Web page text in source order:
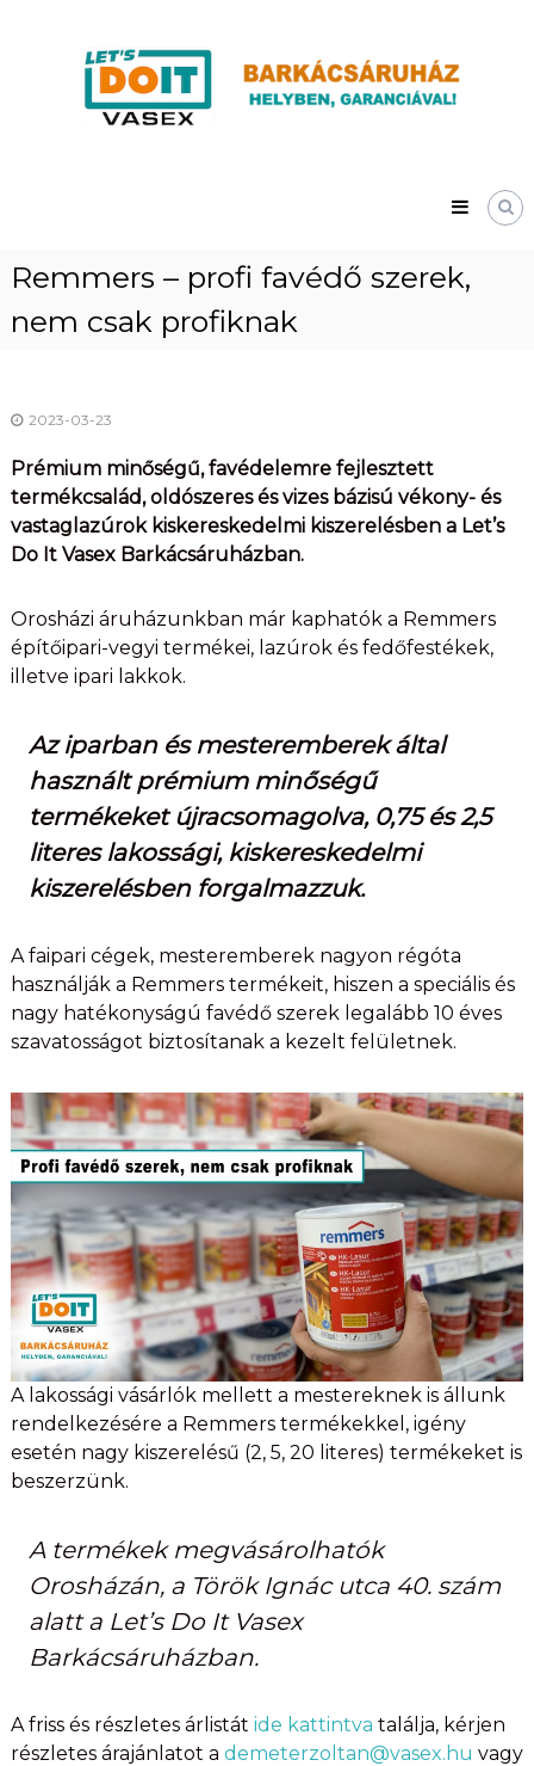
Remmers – profi favédő szerek,
nem csak profiknak
2023-03-23
Prémium minőségű, favédelemre fejlesztett
termékcsalád, oldószeres és vizes bázisú vékony- és
vastaglazúrok kiskereskedelmi kiszerelésben a Let’s
Do It Vasex Barkácsáruházban.
Orosházi áruházunkban már kaphatók a Remmers
építőipari-vegyi termékei, lazúrok és fedőfestékek,
illetve ipari lakkok.
Az iparban és mesteremberek által
használt prémium minőségű
termékeket újracsomagolva, 0,75 és 2,5
literes lakossági, kiskereskedelmi
kiszerelésben forgalmazzuk.
A faipari cégek, mesteremberek nagyon régóta
használják a Remmers termékeit, hiszen a speciális és
nagy hatékonyságú favédő szerek legalább 10 éves
szavatosságot biztosítanak a kezelt felületnek.
A lakossági vásárlók mellett a mestereknek is állunk
rendelkezésére a Remmers termékekkel, igény
esetén nagy kiszerelésű (2, 5, 20 literes) termékeket is
beszerzünk.
A termékek megvásárolhatók
Orosházán, a Török Ignác utca 40. szám
alatt a Let’s Do It Vasex
Barkácsáruházban.
A friss és részletes árlistát ide kattintva találja, kérjen
részletes árajánlatot a demeterzoltan@vasex.hu vagy